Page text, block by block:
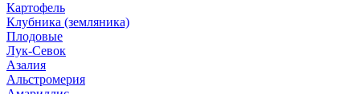
Картофель
Клубника (земляника)
Плодовые
Лук-Севок
Азалия
Альстромерия